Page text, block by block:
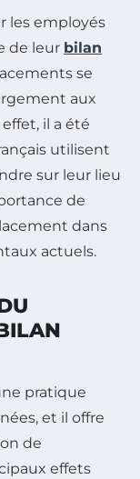
les employés
de leur bilan
se
aux
il a été
utilisent
sur leur lieu
de
dans
actuels.
pratique
et il offre
de
effets